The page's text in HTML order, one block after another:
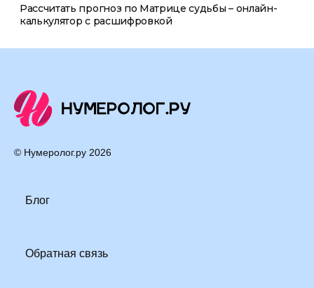
Рассчитать прогноз по Матрице судьбы – онлайн-
калькулятор с расшифровкой
© Нумеролог.ру 2026
Блог
Обратная связь